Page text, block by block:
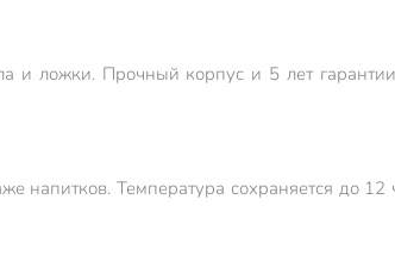
и ложки. Прочный корпус и 5 лет
Температура сохраняется до 12